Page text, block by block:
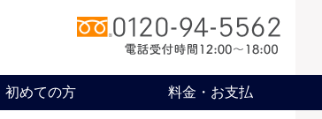
初めての方 料金・お支払